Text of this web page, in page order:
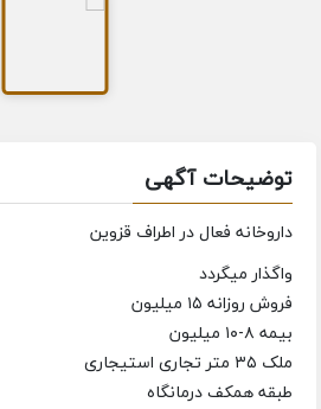
توضیحات آگهی
داروخانه فعال در اطراف قزوین
واگذار میگردد
فروش روزانه ۱۵ میلیون
بیمه ۸-۱۰ میلیون
ملک ۳۵ متر تجاری استیجاری
طبقه همکف درمانگاه